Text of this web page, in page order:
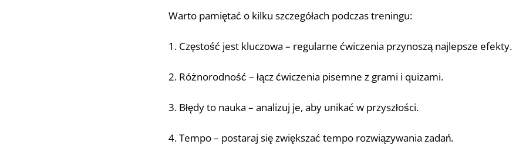
Warto pamiętać o kilku szczegółach podczas treningu:
1. Częstość jest kluczowa – regularne ćwiczenia przynoszą najlepsze efekty.
2. Różnorodność – łącz ćwiczenia pisemne z grami i quizami.
3. Błędy to nauka – analizuj je, aby unikać w przyszłości.
4. Tempo – postaraj się zwiększać tempo rozwiązywania zadań.